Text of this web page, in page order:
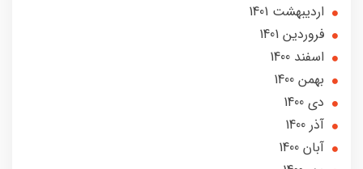
ارديبهشت 1401
فروردین 1401
اسفند 1400
بهمن 1400
دی 1400
آذر 1400
آبان 1400